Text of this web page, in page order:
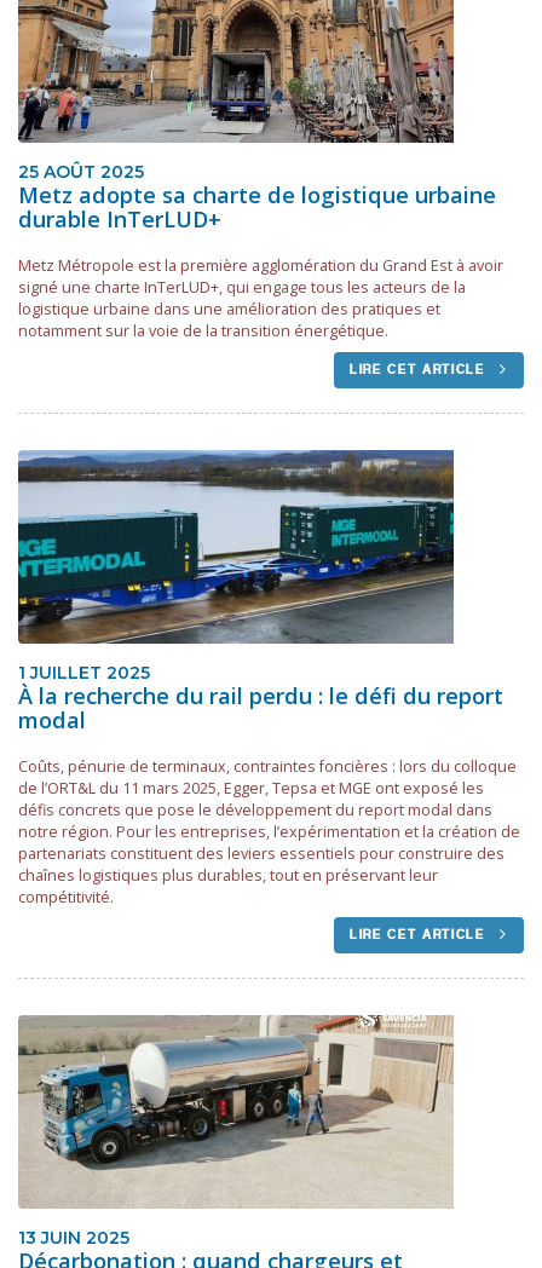
25 AOÛT 2025
Metz adopte sa charte de logistique urbaine
durable InTerLUD+
Metz Métropole est la première agglomération du Grand Est à avoir
signé une charte InTerLUD+, qui engage tous les acteurs de la
logistique urbaine dans une amélioration des pratiques et
notamment sur la voie de la transition énergétique.
LIRE CET ARTICLE
1 JUILLET 2025
À la recherche du rail perdu : le défi du report
modal
Coûts, pénurie de terminaux, contraintes foncières : lors du colloque
de l’ORT&L du 11 mars 2025, Egger, Tepsa et MGE ont exposé les
défis concrets que pose le développement du report modal dans
notre région. Pour les entreprises, l’expérimentation et la création de
partenariats constituent des leviers essentiels pour construire des
chaînes logistiques plus durables, tout en préservant leur
compétitivité.
LIRE CET ARTICLE
13 JUIN 2025
Décarbonation : quand chargeurs et